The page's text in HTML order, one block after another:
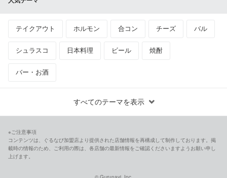
テイクアウト ホルモン 合コン チーズ バル
シュラスコ 日本料理 ビール 焼酎
バー・お酒
すべてのテーマを表示
※ご注意事項
コンテンツは、ぐるなび加盟店より提供された店舗情報を再構成して制作しております。掲
載時の情報のため、ご利用の際は、各店舗の最新情報をご確認くださいますようお願い申し
上げます。